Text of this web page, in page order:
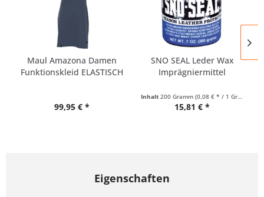
Maul Amazona Damen
Funktionskleid ELASTISCH
99,95 € *
SNO SEAL Leder Wax
Imprägniermittel
Inhalt 200 Gramm (0,08 € * / 1 Gramm)
15,81 € *
Eigenschaften